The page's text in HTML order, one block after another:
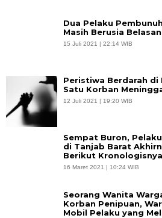
Dua Pelaku
Masih Berusia Belasan
15 Juli 2021 | 22:14 WIB
Peristiwa Berdarah di
Satu Korban
12 Juli 2021 | 19:20 WIB
Sempat Buron,
di Tanjab Barat
Berikut Kronologisnya
16 Maret 2021 | 10:24 WIB
Seorang Wanita
Korban Penipuan,
Mobil Pelaku yang